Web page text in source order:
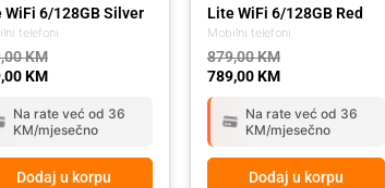
telefoni
WiFi 6/128GB Silver
KM
KM
Na rate već od 36
KM/mjesečno
Dodaj u korpu
Mobilni telefoni
Lite WiFi 6/128GB Red
879,00KM
789,00KM
Na rate već od 36
KM/mjesečno
Dodaj u korpu